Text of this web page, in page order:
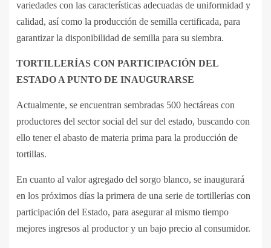
variedades con las características adecuadas de uniformidad y
calidad, así como la producción de semilla certificada, para
garantizar la disponibilidad de semilla para su siembra.
TORTILLERÍAS CON PARTICIPACIÓN DEL
ESTADO A PUNTO DE INAUGURARSE
Actualmente, se encuentran sembradas 500 hectáreas con
productores del sector social del sur del estado, buscando con
ello tener el abasto de materia prima para la producción de
tortillas.
En cuanto al valor agregado del sorgo blanco, se inaugurará
en los próximos días la primera de una serie de tortillerías con
participación del Estado, para asegurar al mismo tiempo
mejores ingresos al productor y un bajo precio al consumidor.